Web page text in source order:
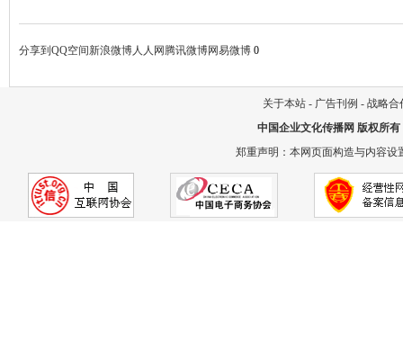
分享到 QQ空间新浪微博人人网 腾讯微博网易微博 0
关于本站 - 广告刊例 - 战略合
中国企业文化传播网 版权所有
郑重声明：本网页面构造与内容